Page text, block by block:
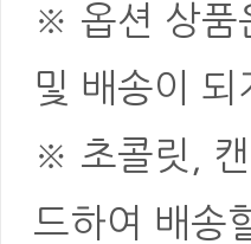
※ 옵션 상품
및 배송이 되
※ 초콜릿,
드하여 배송